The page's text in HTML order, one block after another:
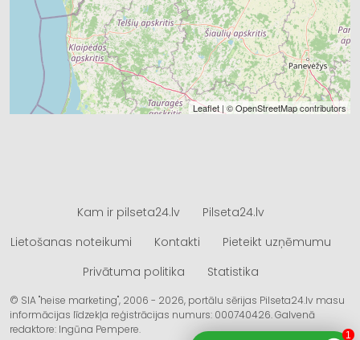
Leaflet | ©OpenStreetMapcontributors
Kam ir pilseta24.lv
Pilseta24.lv
Lietošanas noteikumi
Kontakti
Pieteikt uzņēmumu
Privātuma politika
Statistika
© SIA "heise marketing", 2006 - 2026, portālu sērijas Pilseta24.lv masu
informācijas līdzekļa reģistrācijas numurs: 000740426. Galvenā
redaktore: Ingūna Pempere.
1